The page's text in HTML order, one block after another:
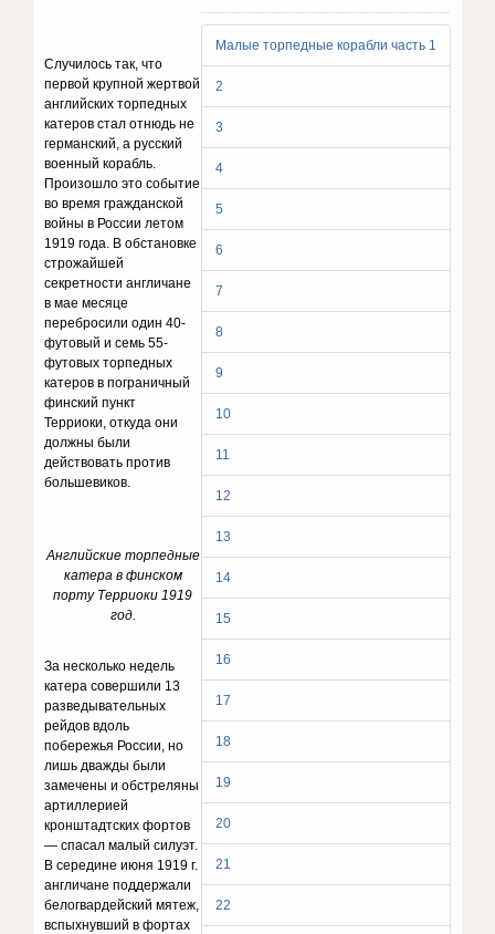
Малые торпедные корабли часть 1
2
3
4
5
6
7
8
9
10
11
12
13
14
15
16
17
18
19
20
21
22
Случилось так, что
первой крупной жертвой
английских торпедных
катеров стал отнюдь не
германский, а русский
военный корабль.
Произошло это событие
во время гражданской
войны в России летом
1919 года. В обстановке
строжайшей
секретности англичане
в мае месяце
перебросили один 40-
футовый и семь 55-
футовых торпедных
катеров в пограничный
финский пункт
Терриоки, откуда они
должны были
действовать против
большевиков.
Английские торпедные
катера в финcком
порту Терриоки 1919
год.
За несколько недель
катера совершили 13
разведывательных
рейдов вдоль
побережья России, но
лишь дважды были
замечены и обстреляны
артиллерией
кронштадтских фортов
— спасал малый силуэт.
В середине июня 1919 г.
англичане поддержали
белогвардейский мятеж,
вспыхнувший в фортах